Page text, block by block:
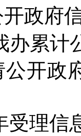
政府
办累计
公开政
受理信